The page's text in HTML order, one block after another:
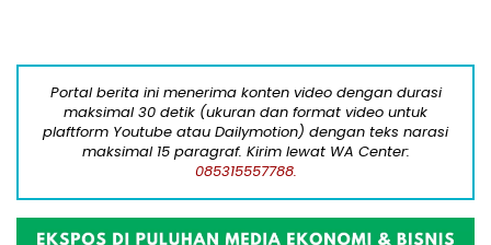
Portal berita ini menerima konten video dengan durasi
maksimal 30 detik (ukuran dan format video untuk
plaftform Youtube atau Dailymotion) dengan teks narasi
maksimal 15 paragraf. Kirim lewat WA Center:
085315557788.